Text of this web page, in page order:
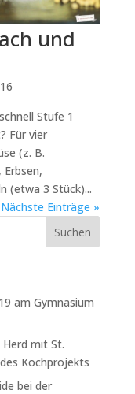
und
Stufe 1
Für vier
(z. B.
(etwa 3 Stück)...
Nächste Einträge »
am Gymnasium
mit St.
Kochprojekts
bei der